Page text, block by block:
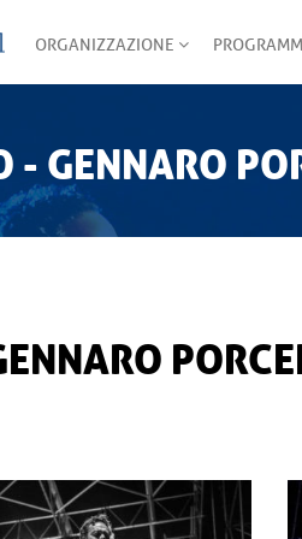
ORGANIZZAZIONE
- GENNARO